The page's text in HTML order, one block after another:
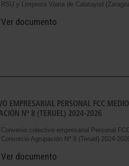
RSU y Limpieza Viaria de Calatayud
Ver documento
EMPRESARIAL PERSONAL FCC
Nº 8 (TERUEL) 2024-2026
Convenio colectivo empresarial Personal
Consorcio Agrupación Nº 8 (Teruel) 2024-
Ver documento